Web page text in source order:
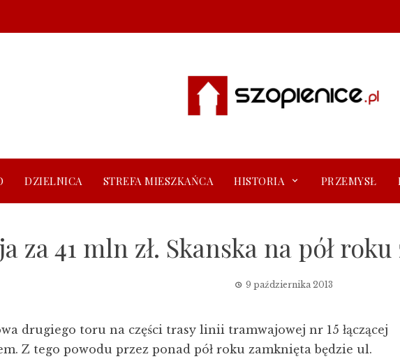
DZIELNICA STREFA MIESZKAŃCA HISTORIA PRZEMYSŁ
za 41 mln zł. Skanska na pół
9 października 2013
drugiego toru na części trasy linii tramwajowej nr 15 łączącej
Z tego powodu przez ponad pół roku zamknięta będzie ul.